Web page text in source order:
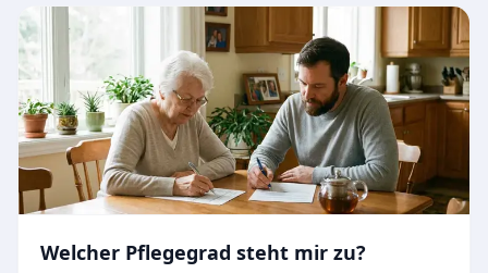
Welcher Pflegegrad steht mir zu?